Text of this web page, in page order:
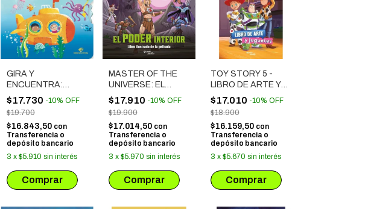
GIRA Y
ENCUENTRA:
COLORES
$17.730 -10% OFF
$19.700
$16.843,50 con
Transferencia o
depósito bancario
3 x $5.910 sin interés
MASTER OF THE
UNIVERSE: EL
PODER INTERIOR
$17.910 -10% OFF
$19.900
$17.014,50 con
Transferencia o
depósito bancario
3 x $5.970 sin interés
TOY STORY 5 -
LIBRO DE ARTE Y
JUGUETES
$17.010 -10% OFF
$18.900
$16.159,50 con
Transferencia o
depósito bancario
3 x $5.670 sin interés